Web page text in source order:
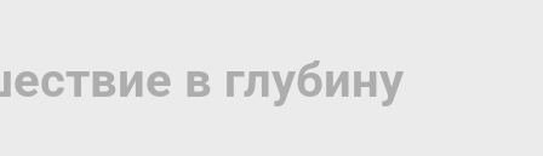
в глубину